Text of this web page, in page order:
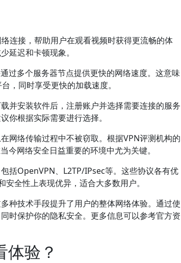
连接，帮助用户在观看视频时获得更流畅的体
延迟和卡顿现象。
过多个服务器节点提供更快的网络速度。这意味
，同时享受更快的加载速度。
并安装软件后，注册账户并选择需要连接的服务
你根据实际需要进行选择。
网络传输过程中不被窃取。根据VPN评测机构的
今网络安全日益重要的环境中尤为关键。
括OpenVPN、L2TP/IPsec等。这些协议各有优
全性上表现优异，适合大多数用户。
种技术手段提升了用户的整体网络体验。通过使
时保护你的隐私安全。更多信息可以参考官方资
体验？